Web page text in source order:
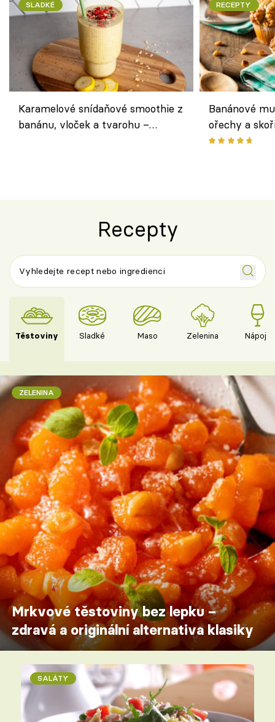
SLADKÉ
Karamelové snídaňové smoothie z
banánu, vloček a tvarohu –
RECEPTY
Banánové
ořechy a
Recepty
Těstoviny Sladké Maso Zelenina Nápoje
ZELENINA
Mrkvové těstoviny bez lepku –
zdravá a originální alternativa klasiky
SALÁTY